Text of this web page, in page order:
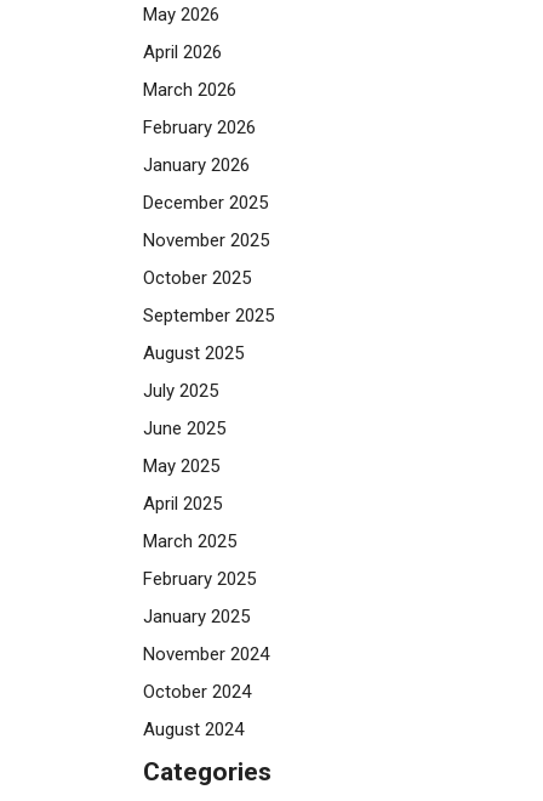
May 2026
April 2026
March 2026
February 2026
January 2026
December 2025
November 2025
October 2025
September 2025
August 2025
July 2025
June 2025
May 2025
April 2025
March 2025
February 2025
January 2025
November 2024
October 2024
August 2024
Categories